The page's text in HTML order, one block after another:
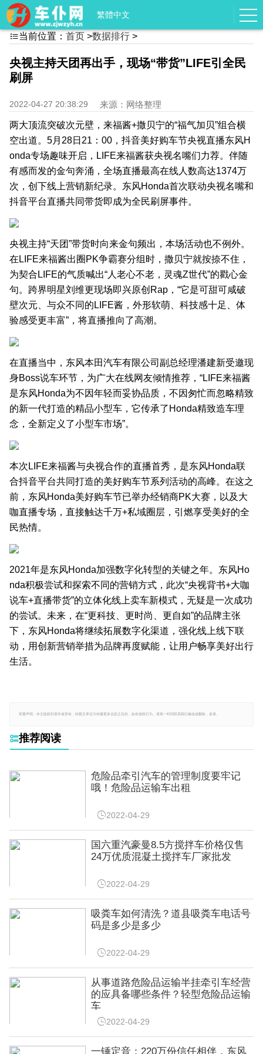
繁體中文
当前位置： 首页 >数据排行 >
央视主持天团再出手，现场“带货”LIFE引全民
刷屏
2022-04-27 20:38:29 来源：网络整理
两大顶流突破次元壁，来福酱+撒贝宁的“福气加贝”组合横
空出道。5月28日21：00，抖音美好购车节央视直播东风H
onda专场趣味开启，LIFE来福酱获央视名嘴们力荐。伴随
有感而发的金句奔涌，全场直播最高在线人数高达1374万
次，创下线上营销新纪录。东风Honda首次联动央视名嘴和
抖音平台直播共同带货即成为全民刷屏事件。
央视主持“天团”带货时向来金句频出，本场活动也不例外。
在LIFE来福酱出圈PK争霸赛分组时，撒贝宁就按捺不住，
为契合LIFE的气质喊出“人老心不老，灵魂Z世代”的戳心金
句。跨界明星刘维更现场即兴原创Rap，“它是可甜可咸破
壁次元、与众不同的LIFE酱，外形软萌、科技感十足、体
验感受更丰富”，将直播推向了高潮。
在直播当中，东风本田汽车有限公司副总经理潘建新受邀现
身Boss说车环节，为广大在线网友倾情推荐，“LIFE来福酱
是东风Honda为不因年轻而妥协品质，不因匆忙而忽略精致
的新一代打造的精品小型车，它传承了Honda精致造车理
念，全新定义了小型车市场”。
本次LIFE来福酱与央视合作的直播首秀，是东风Honda联
合抖音平台共同打造的美好购车节系列活动的高峰。在这之
前，东风Honda美好购车节已举办经销商PK大赛，以及大
咖直播专场，直接触达千万+私域圈层，引燃享受美好的全
民热情。
2021年是东风Honda加强数字化转型的关键之年。东风Ho
nda积极尝试和探索不同的营销方式，此次“央视背书+大咖
说车+直播带货”的立体化线上卖车新模式，无疑是一次成功
的尝试。未来，在“更科技、更时尚、更自如”的品牌主张
下，东风Honda将继续拓展数字化渠道，强化线上线下联
动，用创新营销举措为品牌再度赋能，让用户畅享美好出行
生活。
郑重声明：本文版权归原作者所有，转载文章仅为传播更多信息之目的，如有侵权行为，请第一时间联系我们修改或删除，多谢。
推荐阅读
危险品牵引汽车的管理制度要牢记
哦！危险品运输车出租
2022-04-29
国六重汽豪曼8.5方搅拌车价格仅售
24万优质混凝土搅拌车厂家批发
2022-04-29
吸粪车如何清洗？道县吸粪车电话号
码是多少是多少
2022-04-29
从事道路危险品运输半挂牵引车经营
的应具备哪些条件？轻型危险品运输
车
2022-04-29
一锤定音：220万份信任相伴，东风